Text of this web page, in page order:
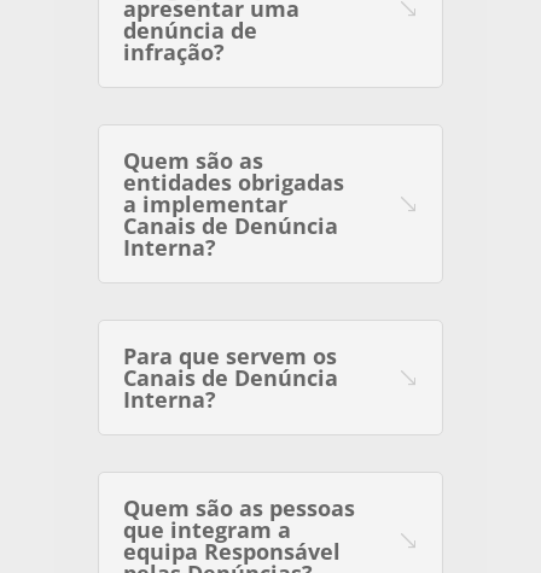
apresentar uma
denúncia de
infração?
Quem são as
entidades obrigadas
a implementar
Canais de Denúncia
Interna?
Para que servem os
Canais de Denúncia
Interna?
Quem são as pessoas
que integram a
equipa Responsável